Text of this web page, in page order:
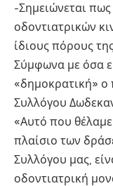
-Σημειώνεται
οδοντιατρικών
ίδιους πόρους
Σύμφωνα με όσα
«δημοκρατική» ο
Συλλόγου
«Αυτό που
πλαίσιο των
Συλλόγου μας,
οδοντιατρική